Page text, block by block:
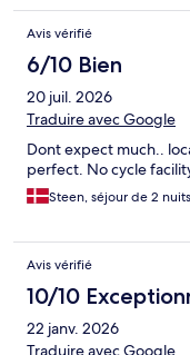
Avis vérifié
6/10 Bien
20 juil. 2026
Traduire avec Google
Dont expect much..
perfect. No cycle
Steen, séjour de 2 nuits
Avis vérifié
10/10
22 janv. 2026
Traduire avec Google